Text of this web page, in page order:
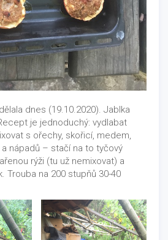
dnes (19.10.2020). Jablka
je jednoduchý: vydlabat
s ořechy, skořicí, medem,
nápadů – stačí na to tyčový
rýži (tu už nemixovat) a
Trouba na 200 stupňů 30-40